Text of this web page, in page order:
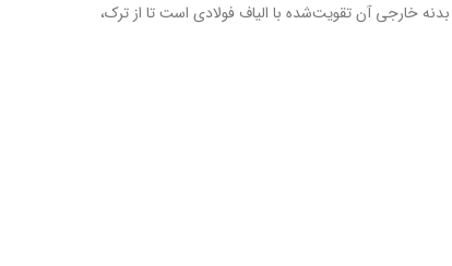
خارجی آن تقویت‌شده با الیاف فولادی است تا از ترک،